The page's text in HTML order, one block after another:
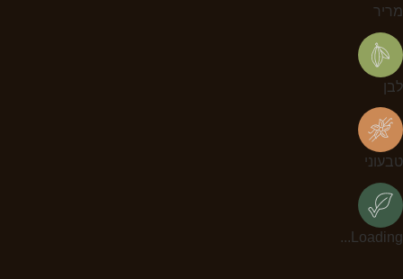
מריר
לבן
טבעוני
Loading...